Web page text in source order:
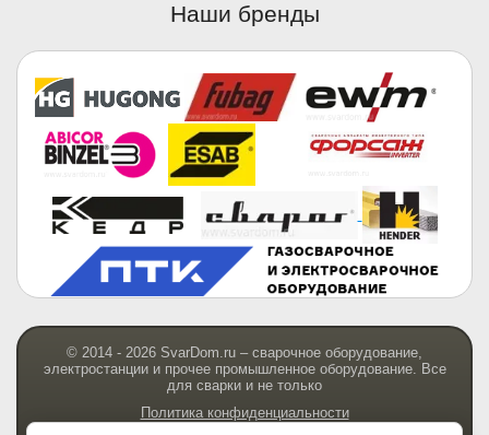
Наши бренды
© 2014 - 2026 SvarDom.ru – сварочное оборудование,
электростанции и прочее промышленное оборудование. Все
для сварки и не только
Политика конфиденциальности